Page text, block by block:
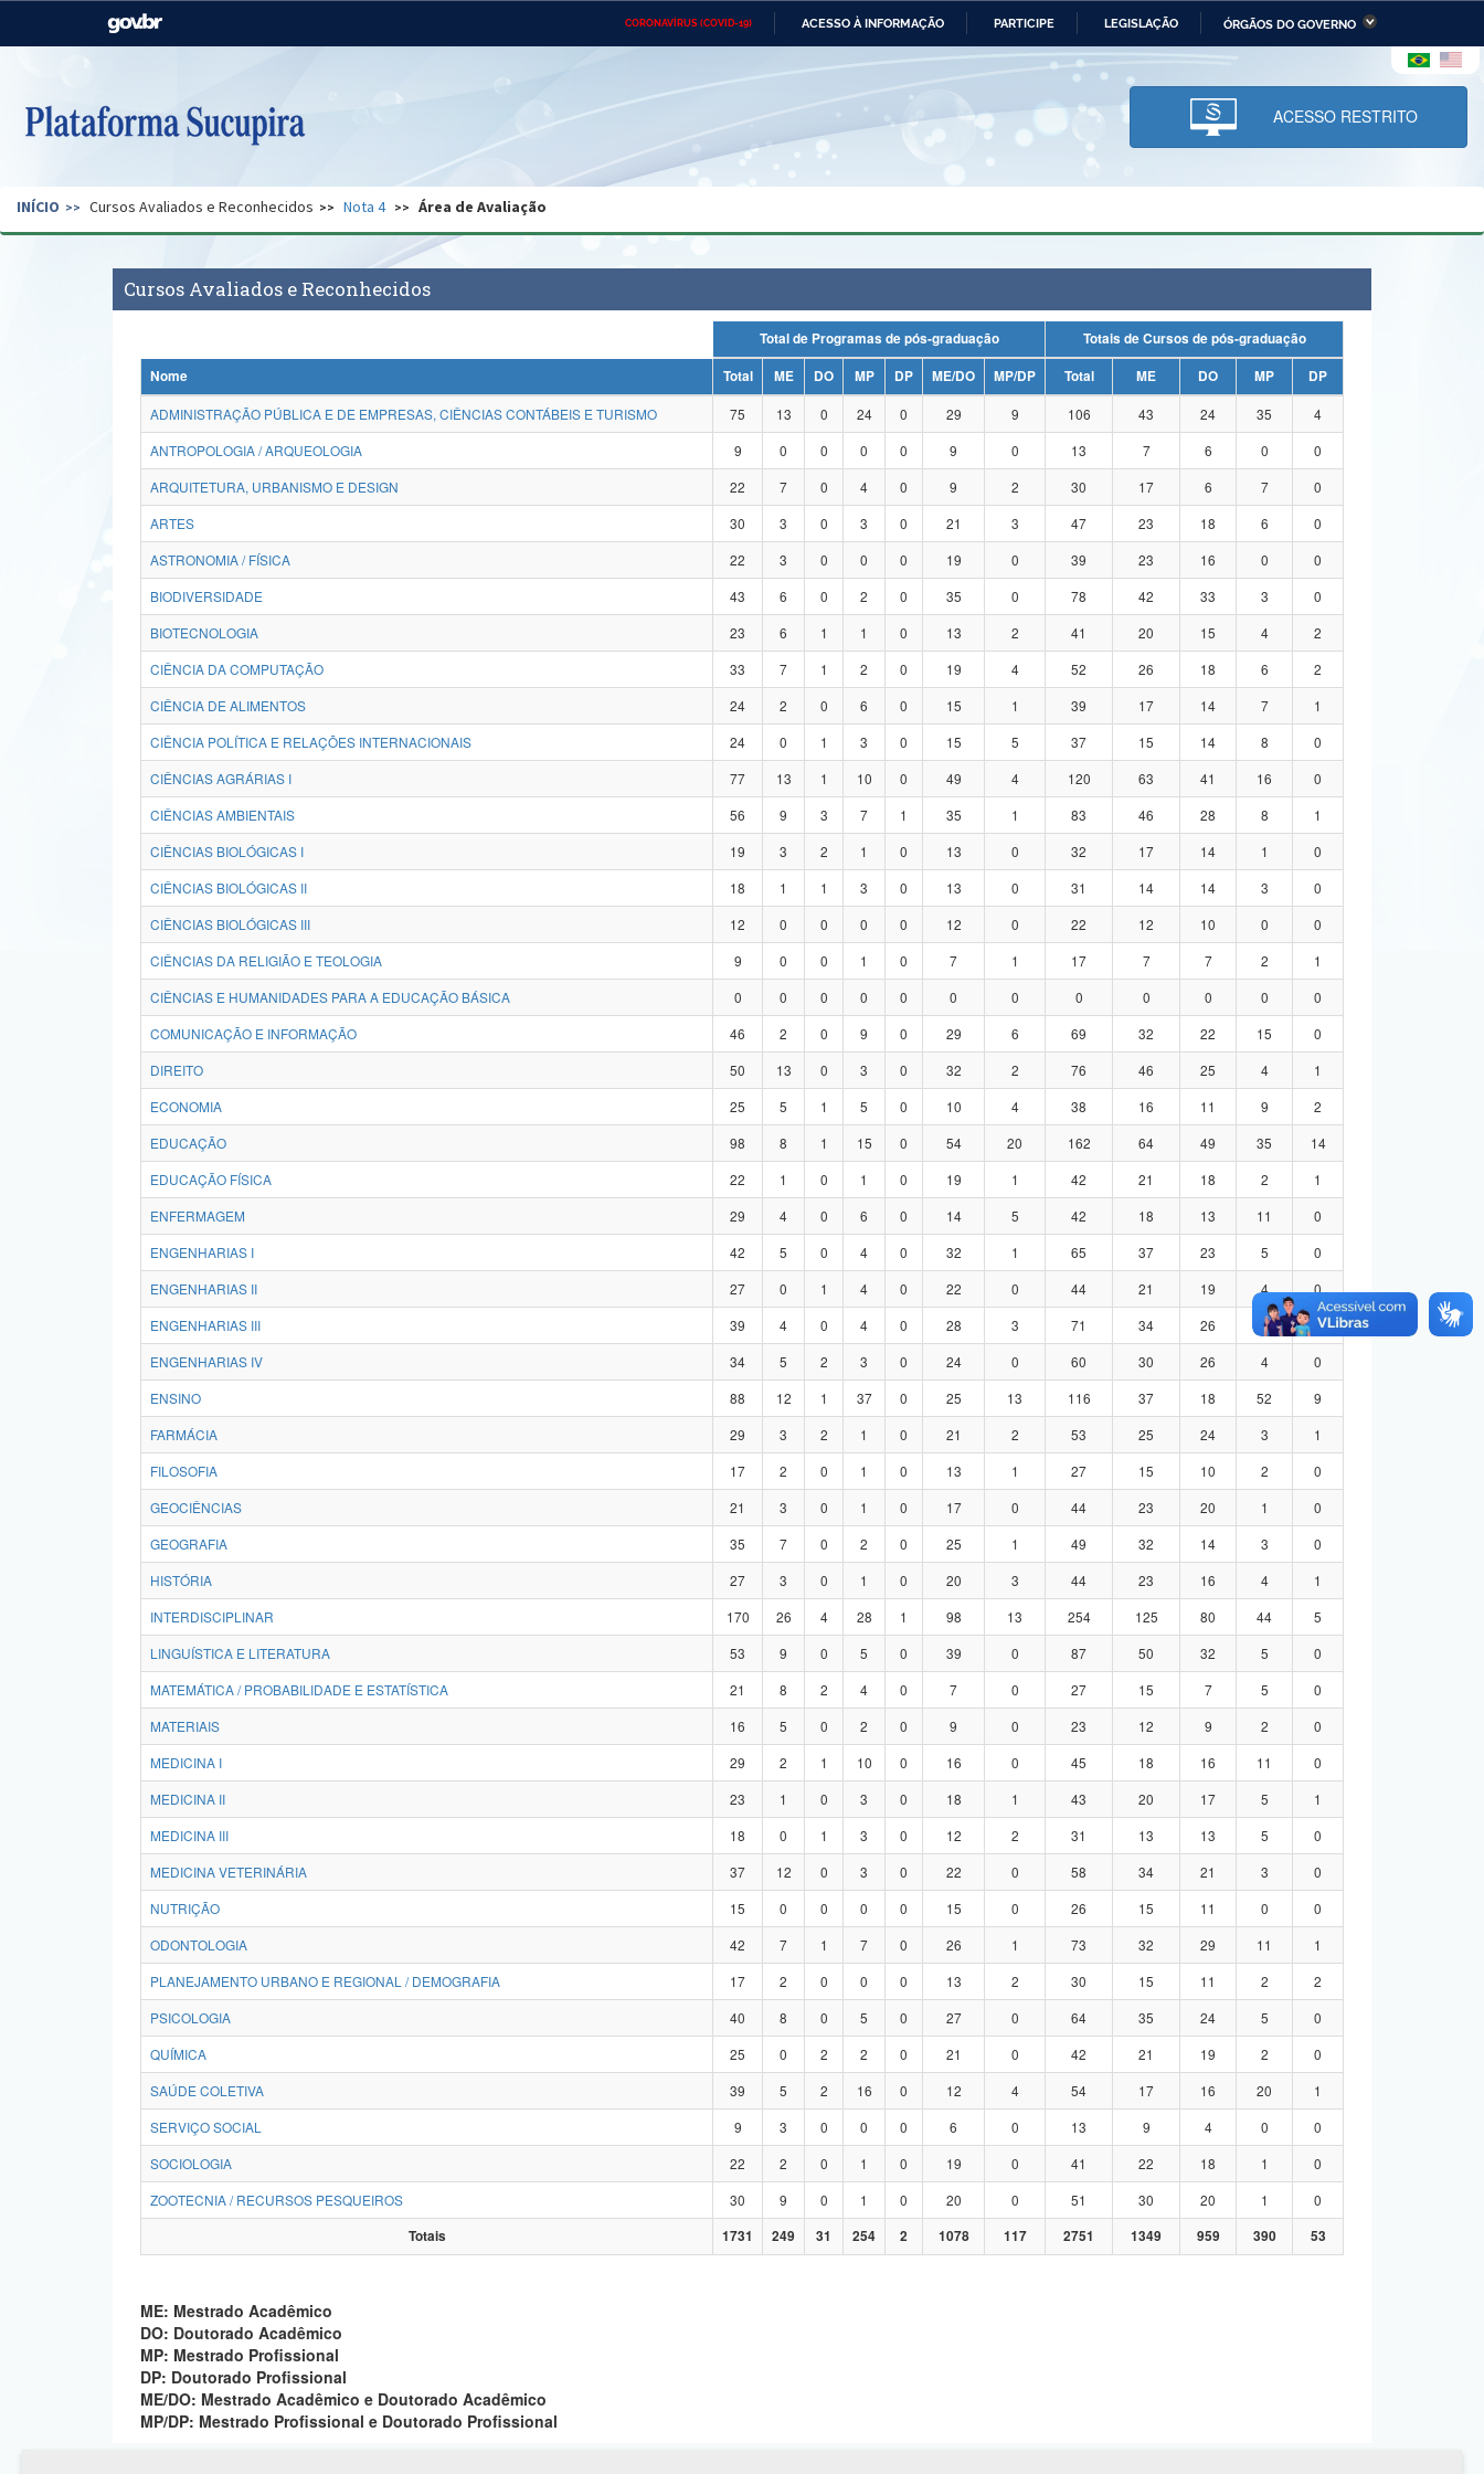
CORONAVÍRUS (COVID-19) ACESSO À INFORMAÇÃO PARTICIPE LEGISLAÇÃO ÓRGÃOS DO GOVERNO
Casa Civil Ministério das Relações Ministério da Economia Ministério da Infraestrutura
Pecuária e Abastecimento
Ministério da Ciência,
Tecnologia, Inovações e
Comunicações
Ministério do Desenvolvimento
Regional e dos Direitos Humanos
Secretaria de Governo Gabinete de Segurança Advocacia-Geral da União Banco Central do Brasil Planalto
ACESSO RESTRITO
INÍCIO Cursos Avaliados e Reconhecidos Nota 4 Área de Avaliação
Cursos Avaliados e Reconhecidos
Total de Programas de pós-graduação
Totais de Cursos de pós-graduação
Nome
Total ME DO MP DP ME/DO MP/DP Total ME DO MP
DP
ADMINISTRAÇÃO PÚBLICA E DE EMPRESAS, CIÊNCIAS CONTÁBEIS E TURISMO
75 13 0 24 0 29 9 106 43 24 35
4
ANTROPOLOGIA / ARQUEOLOGIA
9 0 0 0 0 9 0 13 7 6 0
0
ARQUITETURA, URBANISMO E DESIGN
22 7 0 4 0 9 2 30 17 6 7
0
ARTES
30 3 0 3 0 21 3 47 23 18 6
0
ASTRONOMIA / FÍSICA
22 3 0 0 0 19 0 39 23 16 0
0
BIODIVERSIDADE
43 6 0 2 0 35 0 78 42 33 3
0
BIOTECNOLOGIA
23 6 1 1 0 13 2 41 20 15 4
2
CIÊNCIA DA COMPUTAÇÃO
33 7 1 2 0 19 4 52 26 18 6
2
CIÊNCIA DE ALIMENTOS
24 2 0 6 0 15 1 39 17 14 7
1
CIÊNCIA POLÍTICA E RELAÇÕES INTERNACIONAIS
24 0 1 3 0 15 5 37 15 14 8
0
CIÊNCIAS AGRÁRIAS I
77 13 1 10 0 49 4 120 63 41 16
0
CIÊNCIAS AMBIENTAIS
56 9 3 7 1 35 1 83 46 28 8
1
CIÊNCIAS BIOLÓGICAS I
19 3 2 1 0 13 0 32 17 14 1
0
CIÊNCIAS BIOLÓGICAS II
18 1 1 3 0 13 0 31 14 14 3
0
CIÊNCIAS BIOLÓGICAS III
12 0 0 0 0 12 0 22 12 10 0
0
CIÊNCIAS DA RELIGIÃO E TEOLOGIA
9 0 0 1 0 7 1 17 7 7 2
1
CIÊNCIAS E HUMANIDADES PARA A EDUCAÇÃO BÁSICA
0 0 0 0 0 0 0 0 0 0 0
0
COMUNICAÇÃO E INFORMAÇÃO
46 2 0 9 0 29 6 69 32 22 15
0
DIREITO
50 13 0 3 0 32 2 76 46 25 4
1
ECONOMIA
25 5 1 5 0 10 4 38 16 11 9
2
EDUCAÇÃO
98 8 1 15 0 54 20 162 64 49 35
14
EDUCAÇÃO FÍSICA
22 1 0 1 0 19 1 42 21 18 2
1
ENFERMAGEM
29 4 0 6 0 14 5 42 18 13 11
0
ENGENHARIAS I
42 5 0 4 0 32 1 65 37 23 5
0
ENGENHARIAS II
27 0 1 4 0 22 0 44 21 19 4
0
ENGENHARIAS III
39 4 0 4 0 28 3 71 34 26 8
3
ENGENHARIAS IV
34 5 2 3 0 24 0 60 30 26 4
0
ENSINO
88 12 1 37 0 25 13 116 37 18 52
9
FARMÁCIA
29 3 2 1 0 21 2 53 25 24 3
1
FILOSOFIA
17 2 0 1 0 13 1 27 15 10 2
0
GEOCIÊNCIAS
21 3 0 1 0 17 0 44 23 20 1
0
GEOGRAFIA
35 7 0 2 0 25 1 49 32 14 3
0
HISTÓRIA
27 3 0 1 0 20 3 44 23 16 4
1
INTERDISCIPLINAR
170 26 4 28 1 98 13 254 125 80 44
5
LINGUÍSTICA E LITERATURA
53 9 0 5 0 39 0 87 50 32 5
0
MATEMÁTICA / PROBABILIDADE E ESTATÍSTICA
21 8 2 4 0 7 0 27 15 7 5
0
MATERIAIS
16 5 0 2 0 9 0 23 12 9 2
0
MEDICINA I
29 2 1 10 0 16 0 45 18 16 11
0
MEDICINA II
23 1 0 3 0 18 1 43 20 17 5
1
MEDICINA III
18 0 1 3 0 12 2 31 13 13 5
0
MEDICINA VETERINÁRIA
37 12 0 3 0 22 0 58 34 21 3
0
NUTRIÇÃO
15 0 0 0 0 15 0 26 15 11 0
0
ODONTOLOGIA
42 7 1 7 0 26 1 73 32 29 11
1
PLANEJAMENTO URBANO E REGIONAL / DEMOGRAFIA
17 2 0 0 0 13 2 30 15 11 2
2
PSICOLOGIA
40 8 0 5 0 27 0 64 35 24 5
0
QUÍMICA
25 0 2 2 0 21 0 42 21 19 2
0
SAÚDE COLETIVA
39 5 2 16 0 12 4 54 17 16 20
1
SERVIÇO SOCIAL
9 3 0 0 0 6 0 13 9 4 0
0
SOCIOLOGIA
22 2 0 1 0 19 0 41 22 18 1
0
ZOOTECNIA / RECURSOS PESQUEIROS
30 9 0 1 0 20 0 51 30 20 1
0
Totais
1731 249 31 254 2 1078 117 2751 1349 959 390 53
ME: Mestrado Acadêmico
DO: Doutorado Acadêmico
MP: Mestrado Profissional
DP: Doutorado Profissional
ME/DO: Mestrado Acadêmico e Doutorado Acadêmico
MP/DP: Mestrado Profissional e Doutorado Profissional